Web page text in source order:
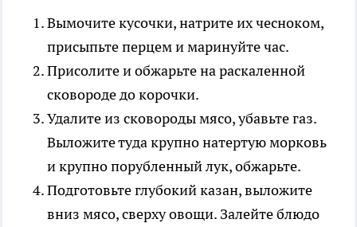
Вымочите кусочки, натрите их чесноком,
присыпьте перцем и маринуйте час.
Присолите и обжарьте на раскаленной
сковороде до корочки.
Удалите из сковороды мясо, убавьте газ.
Выложите туда крупно натертую морковь
и крупно порубленный лук, обжарьте.
Подготовьте глубокий казан, выложите
вниз мясо, сверху овощи. Залейте блюдо